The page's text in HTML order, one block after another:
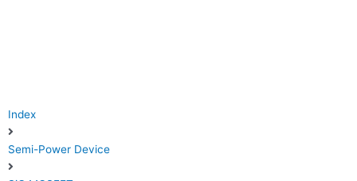
Index
Semi-Power Device